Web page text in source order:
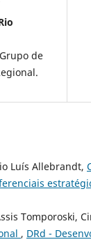
de
Luís Allebrandt,
Tomporoski,
, DRd -